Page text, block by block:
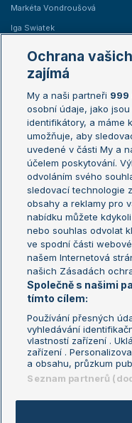
Markéta Vondroušová
Iga Swiatek
Žebříčky
Žebříček ATP (muži)
Žebříček WTA (ženy)
Sázkařský žebříček
Aktualní trendy
Fotbalové přestupy
Livesport Daily
LS Prague Open
Podmínky užití
GDPR a žurnalistika
Kontakt
Ochrana
zajímá
My a naši partneři 999
osobní údaje, jako
identifikátory, a máme
umožňuje, aby
uvedené v části My a
účelem poskytování.
odvoláním svého
sledovací technologie
obsahy a reklamy pro
nabídku můžete
nebo souhlas odvolat
ve spodní části
našem Internetová
našich Zásadách
Společně s našimi
tímto cílem:
Používání přesných
vyhledávání
vlastností zařízení .
zařízení .
a obsahu, průzkum
Seznam partnerů